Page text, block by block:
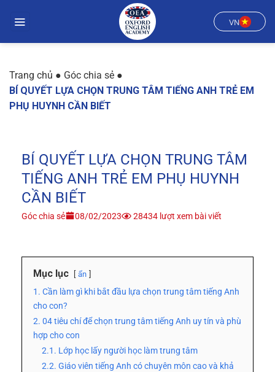
đến
VN
Trang chủ ● Góc chia sẻ ●
BÍ QUYẾT LỰA CHỌN TRUNG TÂM TIẾNG ANH TRẺ EM
PHỤ HUYNH CẦN BIẾT
BÍ QUYẾT LỰA CHỌN TRUNG TÂM
TIẾNG ANH TRẺ EM PHỤ HUYNH
CẦN BIẾT
Góc chia sẻ 08/02/2023 28434 lượt xem bài viết
Mục lục ẩn
1. Cần làm gì khi bắt đầu lựa chọn trung tâm tiếng Anh
cho con?
2. 04 tiêu chí để chọn trung tâm tiếng Anh uy tín và phù
hợp cho con
2.1. Lớp học lấy người học làm trung tâm
2.2. Giáo viên tiếng Anh có chuyên môn cao và khả